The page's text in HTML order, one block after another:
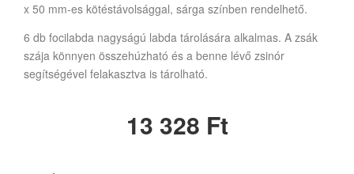
x 50 mm-es kötéstávolsággal, sárga színben rendelhető.
6 db focilabda nagyságú labda tárolására alkalmas. A zsák
szája könnyen összehúzható és a benne lévő zsinór
segítségével felakasztva is tárolható.
13 328 Ft